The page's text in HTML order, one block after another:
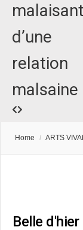
malaisant
d’une
relation
malsaine
Home / ARTS
Belle